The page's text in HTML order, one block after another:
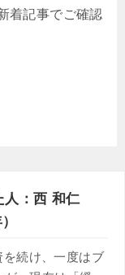
着記事でご確認
人：西 和仁
続け、一度はブ